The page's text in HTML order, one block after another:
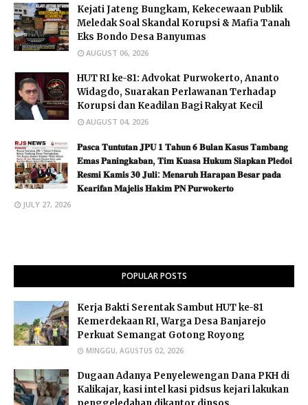
Kejati Jateng Bungkam, Kekecewaan Publik
Meledak Soal Skandal Korupsi & Mafia Tanah
Eks Bondo Desa Banyumas
AUGUST 06, 2026
HUT RI ke-81: Advokat Purwokerto, Ananto
Widagdo, Suarakan Perlawanan Terhadap
Korupsi dan Keadilan Bagi Rakyat Kecil
AUGUST 04, 2026
​𝐏𝐚𝐬𝐜𝐚 𝐓𝐮𝐧𝐭𝐮𝐭𝐚𝐧 𝐉𝐏𝐔 𝟏 𝐓𝐚𝐡𝐮𝐧 𝟔 𝐁𝐮𝐥𝐚𝐧 𝐊𝐚𝐬𝐮𝐬 𝐓𝐚𝐦𝐛𝐚𝐧𝐠
𝐄𝐦𝐚𝐬 𝐏𝐚𝐧𝐢𝐧𝐠𝐤𝐚𝐛𝐚𝐧, 𝐓𝐢𝐦 𝐊𝐮𝐚𝐬𝐚 𝐇𝐮𝐤𝐮𝐦 𝐒𝐢𝐚𝐩𝐤𝐚𝐧 𝐏𝐥𝐞𝐝𝐨𝐢
𝐑𝐞𝐬𝐦𝐢 𝐊𝐚𝐦𝐢𝐬 𝟑𝟎 𝐉𝐮𝐥𝐢: 𝐌𝐞𝐧𝐚𝐫𝐮𝐡 𝐇𝐚𝐫𝐚𝐩𝐚𝐧 𝐁𝐞𝐬𝐚𝐫 𝐩𝐚𝐝𝐚
𝐊𝐞𝐚𝐫𝐢𝐟𝐚𝐧 𝐌𝐚𝐣𝐞𝐥𝐢𝐬 𝐇𝐚𝐤𝐢𝐦 𝐏𝐍 𝐏𝐮𝐫𝐰𝐨𝐤𝐞𝐫𝐭𝐨
JULY 27, 2026
POPULAR POSTS
Kerja Bakti Serentak Sambut HUT ke-81
Kemerdekaan RI, Warga Desa Banjarejo
Perkuat Semangat Gotong Royong
MINGGU, AGUSTUS 02, 2026
Dugaan Adanya Penyelewengan Dana PKH di
Kalikajar, kasi intel kasi pidsus kejari lakukan